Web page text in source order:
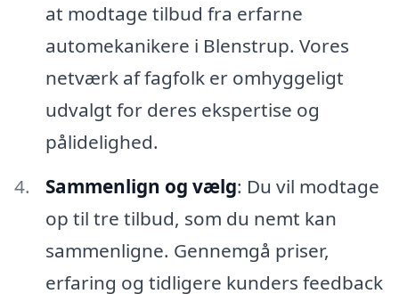
at modtage tilbud fra erfarne
automekanikere i Blenstrup. Vores
netværk af fagfolk er omhyggeligt
udvalgt for deres ekspertise og
pålidelighed.
Sammenlign og vælg: Du vil modtage
op til tre tilbud, som du nemt kan
sammenligne. Gennemgå priser,
erfaring og tidligere kunders feedback